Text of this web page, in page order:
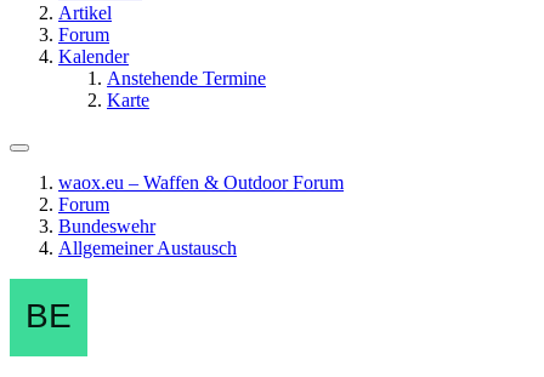
Artikel
Forum
Kalender
Anstehende Termine
Karte
waox.eu – Waffen & Outdoor Forum
Forum
Bundeswehr
Allgemeiner Austausch